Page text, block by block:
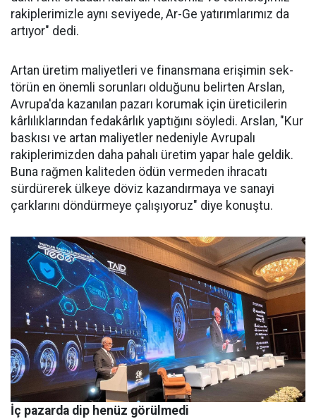
ra­kiplerimizle aynı seviyede, Ar-Ge ya­tırımlarımız da
ar­tıyor" dedi.
Artan üretim ma­liyetleri ve finans­mana erişimin sek­
törün en önemli sorunları oldu­ğunu belirten Arslan,
Avrupa'da kazanılan pazarı korumak için üreticilerin
kârlılıklarından fe­dakârlık yaptığını söyledi. Arslan, "Kur
baskısı ve artan maliyetler nedeniyle Avrupalı
rakiplerimiz­den daha pahalı üretim yapar ha­le geldik.
Buna rağmen kaliteden ödün vermeden ihracatı
sürdüre­rek ülkeye döviz kazandırmaya ve sanayi
çarklarını döndürmeye ça­lışıyoruz" diye konuştu.
İç pazarda dip henüz görülmedi